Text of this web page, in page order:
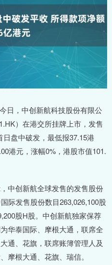
日，中创新航科技股份有限公
）在港交所挂牌上市，发售
盘中破发，最低报37.15港
港元，涨幅0%，港股市值101.
中创新航全球发售的发售股份
际发售股份数目263,026,100股
股H股。中创新航独家保荐
华泰国际、摩根大通，联席全
通、花旗，联席账簿管理人及
摩根大通、花旗、瑞信。